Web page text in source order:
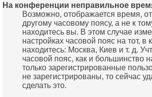
На конференции неправильное
Возможно, отображается время,
другому часовому поясу, а не к
находитесь вы. В этом случае
настройках часовой пояс на тот, в
находитесь: Москва, Киев и т. д.
часовой пояс, как и большинство
только зарегистрированные
не зарегистрированы, то сейчас
сделать это.